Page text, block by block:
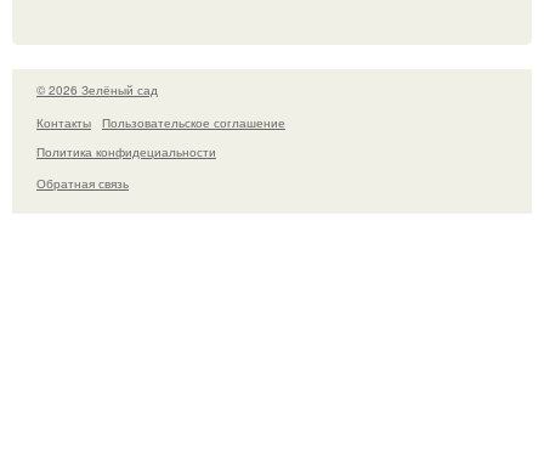
© 2026 Зелёный сад
Контакты
Пользовательское соглашение
Политика конфидециальности
Обратная связь